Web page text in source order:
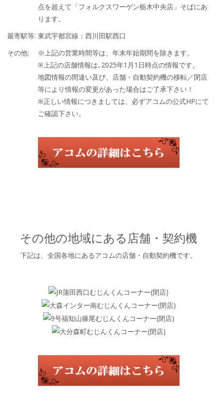
点を超えて「フォルクスワーゲン栃木中央店」そばにあ
ります。
最寄駅等: 東武宇都宮線：西川田駅西口
その他:
※上記の営業時間等は、年末年始期間を除きます。
※上記の店舗情報は､2025年1月1日時点の情報です。
地図情報の間違い及び、店舗・自動契約機の移転／閉店
等により情報の変更があった場合はご了承下さい！
※正しい情報につきましては、必ずアコムの公式HPにて
ご確認下さい。
その他の地域にある店舗・契約機
下記は、全国各地にあるアコムの店舗・自動契約機です。